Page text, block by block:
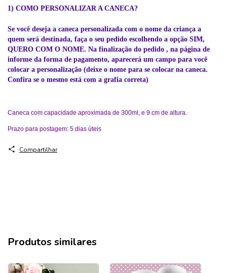
1) COMO PERSONALIZAR A CANECA?
Se você deseja a caneca personalizada com o nome da criança a
quem será destinada, faça o seu pedido escolhendo a opção SIM,
QUERO COM O NOME. Na finalização do pedido , na página de
informe da forma de pagamento, aparecerá um campo para você
colocar a personalização (deixe o nome para se colocar na caneca.
Confira se o mesmo está com a grafia correta)
Caneca com capacidade aproximada de 300ml, e 9 cm de altura.
Prazo para postagem: 5 dias úteis
Compartilhar
Produtos similares